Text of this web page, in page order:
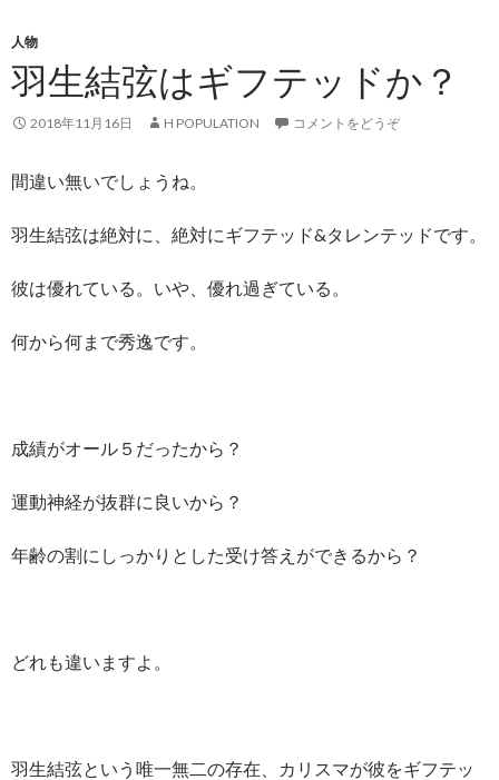
人物
羽生結弦はギフテッドか？
2018年11月16日 H POPULATION コメントをどうぞ
間違い無いでしょうね。
羽生結弦は絶対に、絶対にギフテッド&タレンテッドです。
彼は優れている。いや、優れ過ぎている。
何から何まで秀逸です。
成績がオール５だったから？
運動神経が抜群に良いから？
年齢の割にしっかりとした受け答えができるから？
どれも違いますよ。
羽生結弦という唯一無二の存在、カリスマが彼をギフテッ